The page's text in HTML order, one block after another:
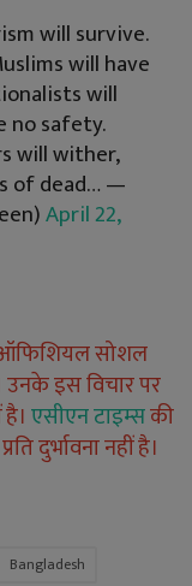
will survive.
will have
will
no safety.
will wither,
of dead…—
April 22,
सोशल
उनके इस विचार पर
एसीएन टाइम्सकी
दुर्भावना नहीं है।
Bangladesh